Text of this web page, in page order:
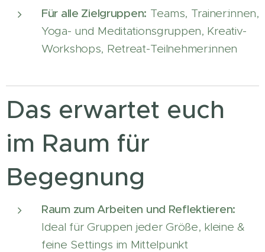
Für alle Zielgruppen: Teams, Trainer:innen,
Yoga- und Meditationsgruppen, Kreativ-
Workshops, Retreat-Teilnehmer:innen
Das erwartet euch
im Raum für
Begegnung
Raum zum Arbeiten und Reflektieren:
Ideal für Gruppen jeder Größe, kleine &
feine Settings im Mittelpunkt